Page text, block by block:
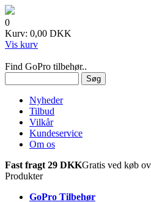
0
Kurv: 0,00 DKK
Vis kurv
Find GoPro tilbehør..
Nyheder
Tilbud
Vilkår
Kundeservice
Om os
Fast fragt 29 DKKGratis ved køb
Produkter
GoPro Tilbehør